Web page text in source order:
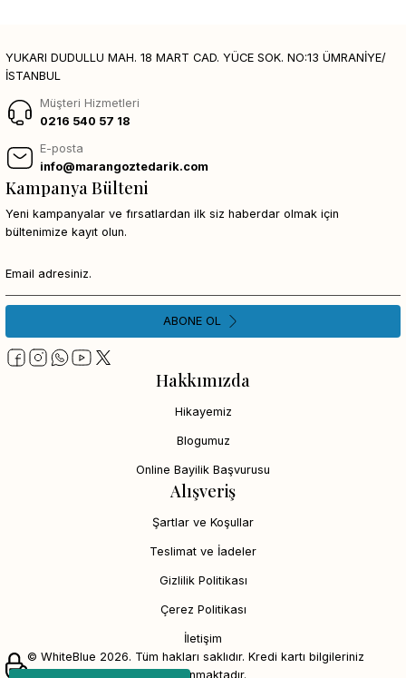
YUKARI DUDULLU MAH. 18 MART CAD. YÜCE SOK. NO:13 ÜMRANİYE/
İSTANBUL
Müşteri Hizmetleri
0216 540 57 18
E-posta
info@marangoztedarik.com
Hakkımızda
Hikayemiz
Blogumuz
Online Bayilik Başvurusu
Alışveriş
Şartlar ve Koşullar
Teslimat ve İadeler
Gizlilik Politikası
Çerez Politikası
İletişim
Kampanya Bülteni
Yeni kampanyalar ve fırsatlardan ilk siz haberdar olmak için
bültenimize kayıt olun.
ABONE OL
© WhiteBlue 2026. Tüm hakları saklıdır. Kredi kartı bilgileriniz
256bit SSL sertifikası ile korunmaktadır.